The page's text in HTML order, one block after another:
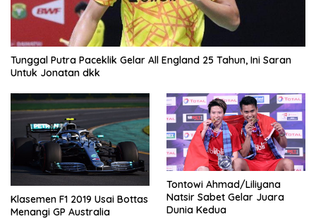
Tunggal Putra Paceklik Gelar All England 25 Tahun, Ini Saran
Untuk Jonatan dkk
Klasemen F1 2019 Usai Bottas
Menangi GP Australia
Tontowi Ahmad/Liliyana
Natsir Sabet Gelar Juara
Dunia Kedua